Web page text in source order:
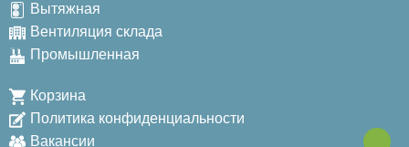
Вытяжная
Вентиляция склада
Промышленная
Корзина
Политика конфиденциальности
Вакансии